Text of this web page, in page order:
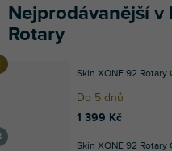
Nejprodávanější v
Rotary
Skin XONE 92 Rotary
Do 5 dnů
1 399 Kč
Skin XONE 92 Rotary